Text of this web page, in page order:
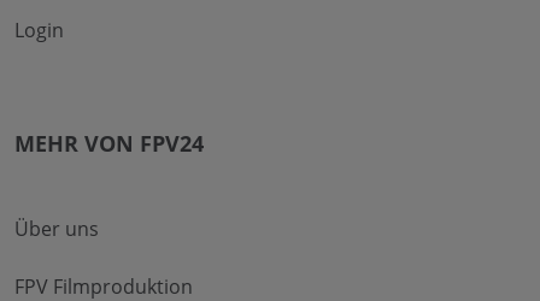
Login
MEHR VON FPV24
Über uns
FPV Filmproduktion